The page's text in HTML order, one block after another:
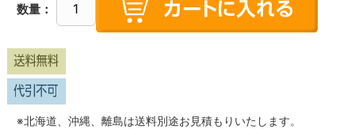
数量：
※北海道、沖縄、離島は送料別途お見積もりいたします。